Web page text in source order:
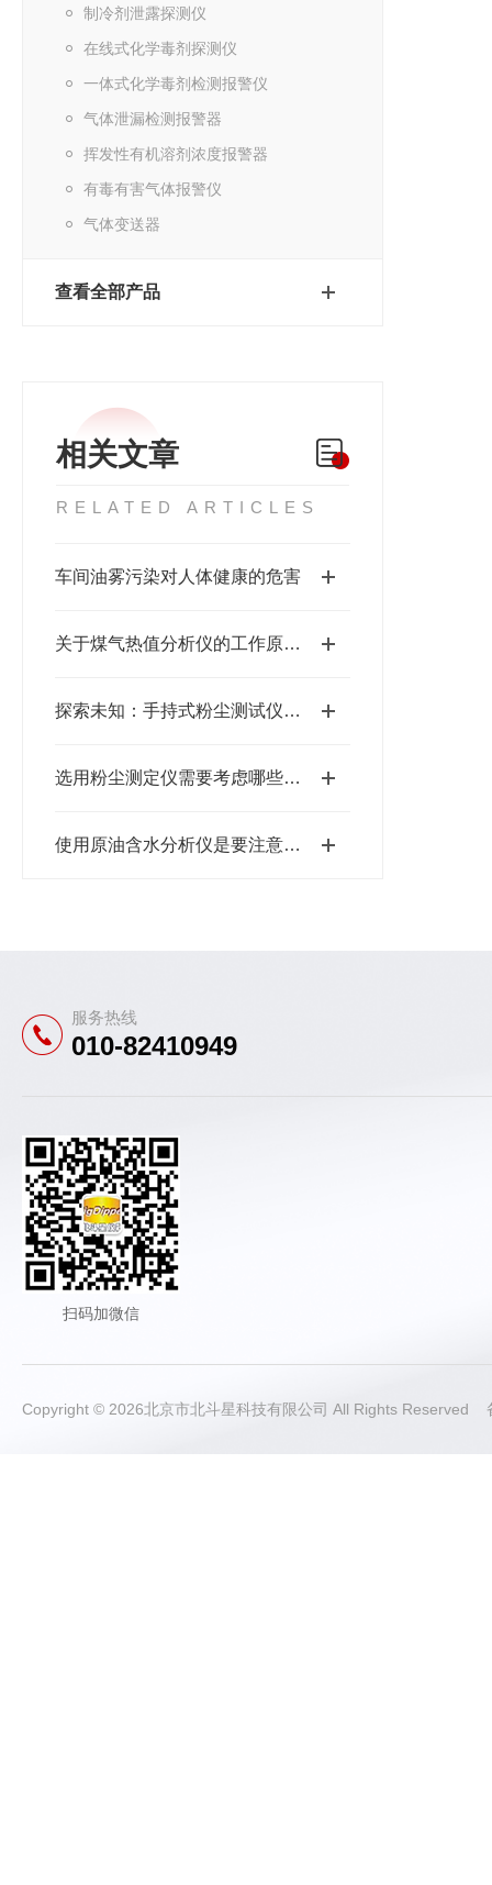
制冷剂泄露探测仪
在线式化学毒剂探测仪
一体式化学毒剂检测报警仪
气体泄漏检测报警器
挥发性有机溶剂浓度报警器
有毒有害气体报警仪
气体变送器
查看全部产品
相关文章
RELATED ARTICLES
车间油雾污染对人体健康的危害
关于煤气热值分析仪的工作原理说明
探索未知：手持式粉尘测试仪的价值与应用
选用粉尘测定仪需要考虑哪些问题
使用原油含水分析仪是要注意哪些操作？
服务热线
010-82410949
扫码加微信
Copyright © 2026北京市北斗星科技有限公司 All Rights Reserved